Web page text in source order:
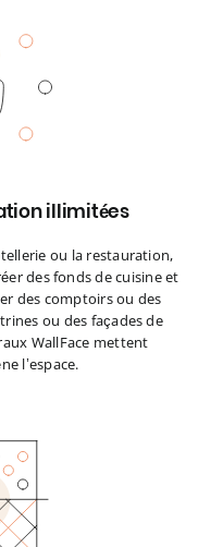
illimitées
ou la restauration,
des fonds de cuisine et
des comptoirs ou des
ou des façades de
WallFace mettent
l’espace.